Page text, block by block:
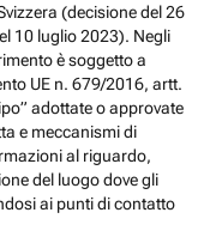
(decisione del 26
10 luglio 2023). Negli
è soggetto a
UE n. 679/2016, artt.
adottate o approvate
e meccanismi di
al riguardo,
del luogo dove gli
ai punti di contatto